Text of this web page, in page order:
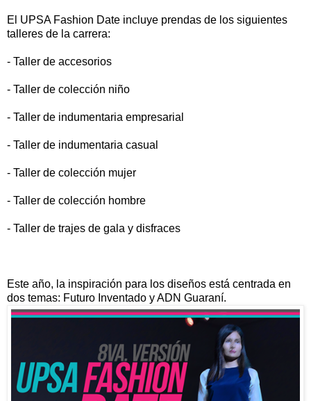
El UPSA Fashion Date incluye prendas de los siguientes
talleres de la carrera:
- Taller de accesorios
- Taller de colección niño​
​- Taller​ de indumentaria empresarial
​- Taller​ de indumentaria casual​
​- Taller de colección mujer​
​- Taller de colección hombre
​- Taller de trajes de gala y disfraces
Este año, la inspiración para los diseños está centrada en
dos temas: Futuro Inventado y ADN Guaraní.